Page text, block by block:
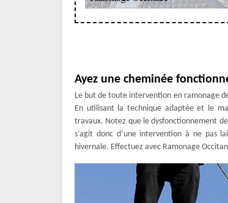
Ayez une cheminée
Le but de toute intervention en ramonage
En utilisant la technique adaptée et le
travaux. Notez que le dysfonctionnement
s’agit donc d’une intervention à ne pas
hivernale. Effectuez avec Ramonage